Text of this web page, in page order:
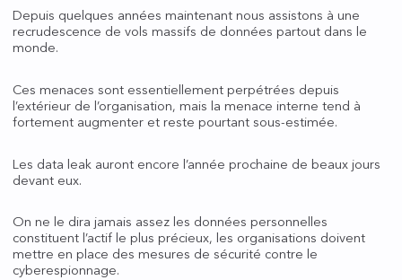
Depuis quelques années maintenant nous assistons à une
recrudescence de vols massifs de données partout dans le
monde.
Ces menaces sont essentiellement perpétrées depuis
l’extérieur de l’organisation, mais la menace interne tend à
fortement augmenter et reste pourtant sous-estimée.
Les data leak auront encore l’année prochaine de beaux jours
devant eux.
On ne le dira jamais assez les données personnelles
constituent l’actif le plus précieux, les organisations doivent
mettre en place des mesures de sécurité contre le
cyberespionnage.